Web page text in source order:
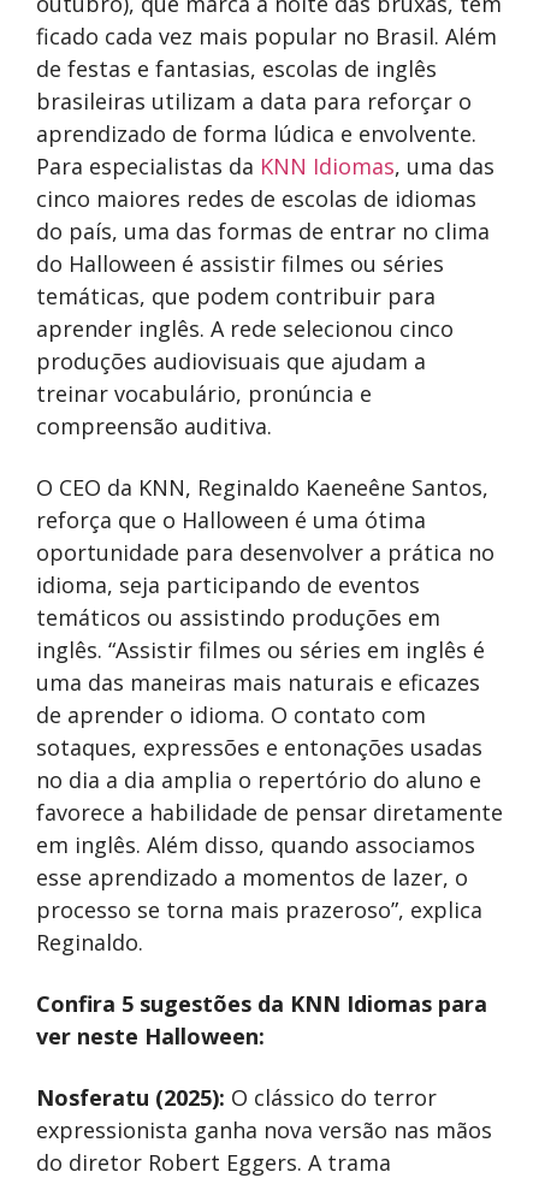
ficado cada vez mais popular no Brasil. Além
de festas e fantasias, escolas de inglês
brasileiras utilizam a data para reforçar o
aprendizado de forma lúdica e envolvente.
Para especialistas da KNN Idiomas, uma das
cinco maiores redes de escolas de idiomas
do país, uma das formas de entrar no clima
do Halloween é assistir filmes ou séries
temáticas, que podem contribuir para
aprender inglês. A rede selecionou cinco
produções audiovisuais que ajudam a
treinar vocabulário, pronúncia e
compreensão auditiva.
O CEO da KNN, Reginaldo Kaeneêne Santos,
reforça que o Halloween é uma ótima
oportunidade para desenvolver a prática no
idioma, seja participando de eventos
temáticos ou assistindo produções em
inglês. “Assistir filmes ou séries em inglês é
uma das maneiras mais naturais e eficazes
de aprender o idioma. O contato com
sotaques, expressões e entonações usadas
no dia a dia amplia o repertório do aluno e
favorece a habilidade de pensar diretamente
em inglês. Além disso, quando associamos
esse aprendizado a momentos de lazer, o
processo se torna mais prazeroso”, explica
Reginaldo.
Confira 5 sugestões da KNN Idiomas para
ver neste Halloween:
Nosferatu (2025): O clássico do terror
expressionista ganha nova versão nas mãos
do diretor Robert Eggers. A trama